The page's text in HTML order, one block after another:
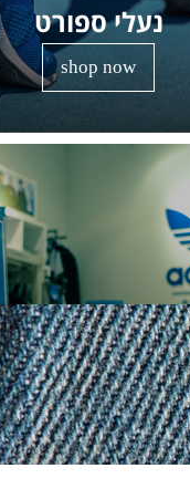
נעלי ספורט
shop now